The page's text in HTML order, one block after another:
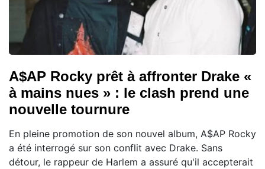
A$AP Rocky prêt à affronter Drake «
à mains nues » : le clash prend une
nouvelle tournure
En pleine promotion de son nouvel album, A$AP Rocky
a été interrogé sur son conflit avec Drake. Sans
détour, le rappeur de Harlem a assuré qu'il accepterait